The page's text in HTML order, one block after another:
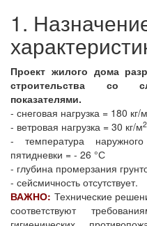
1.
Проект жилого дома
строительства со
показателями.
- снеговая нагрузка = 180 кг/м
- ветровая нагрузка = 30 кг/м2
- температура
пятидневки = - 26 °С
- глубина промерзания
- сейсмичность отсутствует.
ВАЖНО: Технические
соответствуют